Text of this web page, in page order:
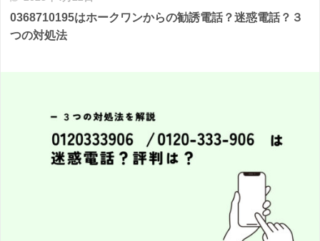
0368710195はホークワンからの勧誘電話？迷惑電話？３
つの対処法